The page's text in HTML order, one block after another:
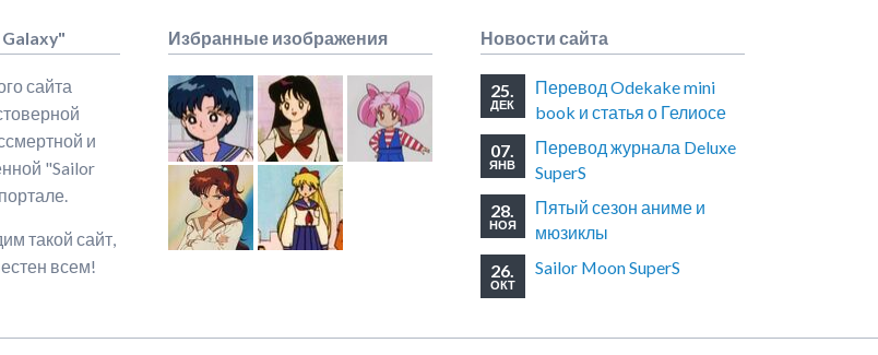
сайта
и
"Sailor
такой сайт,
всем!
Избранные изображения Новости сайта
25.
ДЕК
Перевод Odekake mini
book и статья о Гелиосе
07.
ЯНВ
Перевод журнала Deluxe
SuperS
28.
НОЯ
Пятый сезон аниме и
мюзиклы
26.
ОКТ
Sailor Moon SuperS